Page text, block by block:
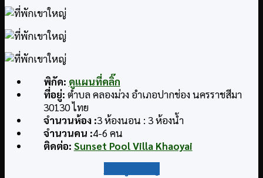
พิกัด: ดูแผนที่คลิ๊ก
ที่อยู่: ตำบล คลองม่วง อำเภอปากช่อง นครราชสีมา
30130 ไทย
จำนวนห้อง :3 ห้องนอน : 3 ห้องน้ำ
จำนวนคน :4-6 คน
ติดต่อ: Sunset Pool Villa Khaoyai